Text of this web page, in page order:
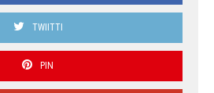
TWIITTI
PIN